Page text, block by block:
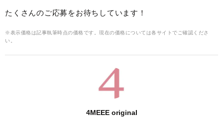
たくさんのご応募をお待ちしています！
※表示価格は記事執筆時点の価格です。現在の価格については各サイトでご確認くださ
い。
4MEEE original